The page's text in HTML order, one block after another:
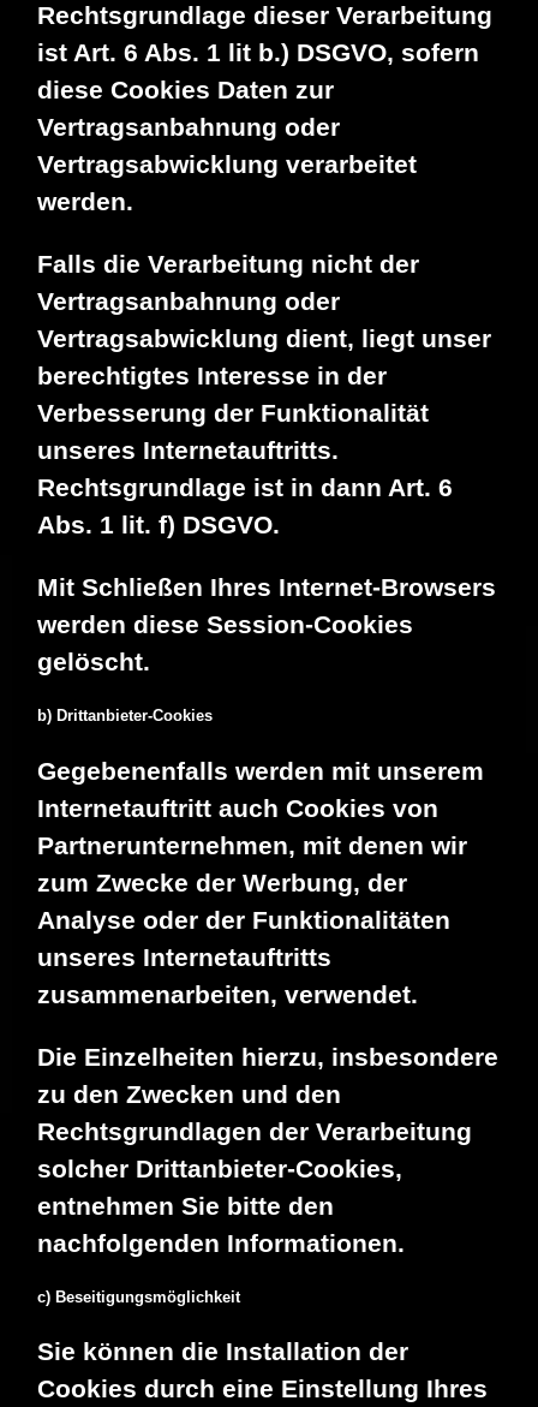
Rechtsgrundlage dieser Verarbeitung
ist Art. 6 Abs. 1 lit b.) DSGVO, sofern
diese Cookies Daten zur
Vertragsanbahnung oder
Vertragsabwicklung verarbeitet
werden.
Falls die Verarbeitung nicht der
Vertragsanbahnung oder
Vertragsabwicklung dient, liegt unser
berechtigtes Interesse in der
Verbesserung der Funktionalität
unseres Internetauftritts.
Rechtsgrundlage ist in dann Art. 6
Abs. 1 lit. f) DSGVO.
Mit Schließen Ihres Internet-Browsers
werden diese Session-Cookies
gelöscht.
b) Drittanbieter-Cookies
Gegebenenfalls werden mit unserem
Internetauftritt auch Cookies von
Partnerunternehmen, mit denen wir
zum Zwecke der Werbung, der
Analyse oder der Funktionalitäten
unseres Internetauftritts
zusammenarbeiten, verwendet.
Die Einzelheiten hierzu, insbesondere
zu den Zwecken und den
Rechtsgrundlagen der Verarbeitung
solcher Drittanbieter-Cookies,
entnehmen Sie bitte den
nachfolgenden Informationen.
c) Beseitigungsmöglichkeit
Sie können die Installation der
Cookies durch eine Einstellung Ihres